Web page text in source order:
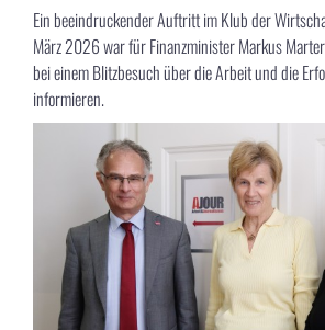
Ein beeindruckender Auftritt im Klub der
März 2026 war für Finanzminister Markus
bei einem Blitzbesuch über die Arbeit und die
informieren.